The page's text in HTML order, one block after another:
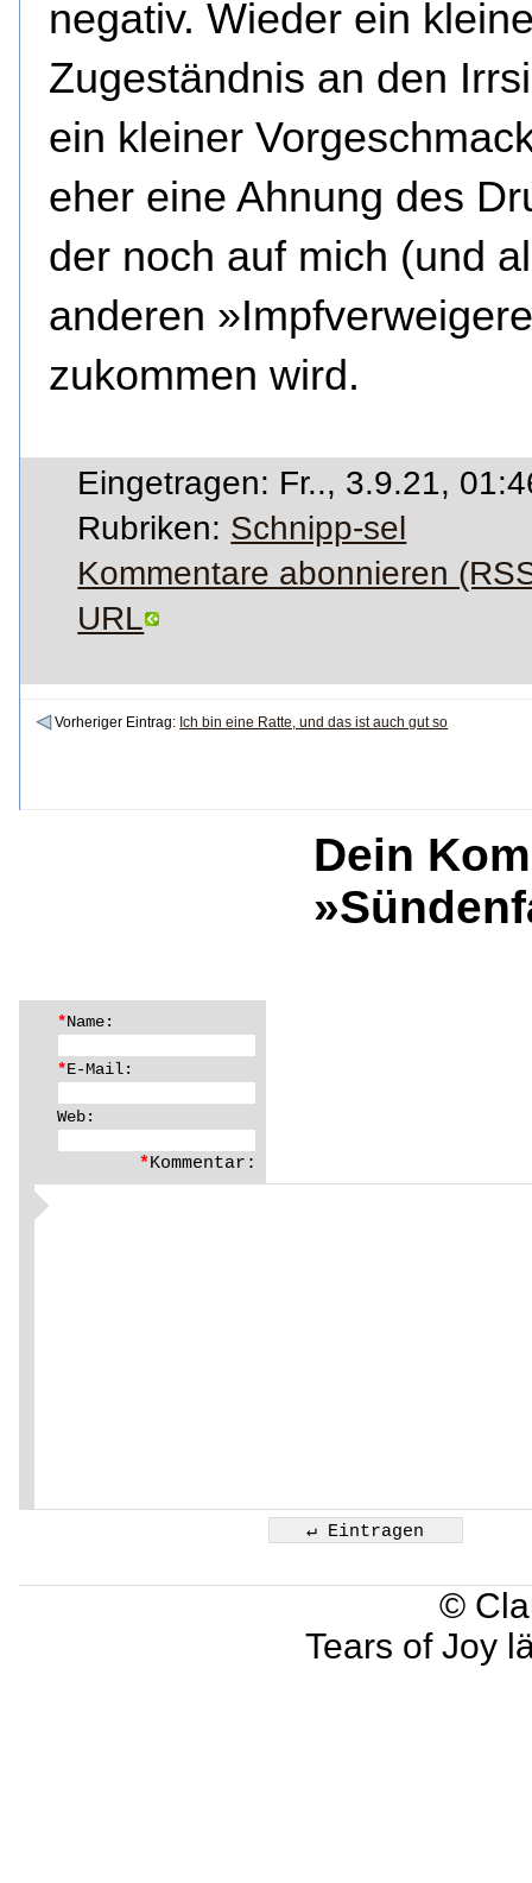
negativ. Wieder ein
Zugeständnis an den
ein kleiner
eher eine Ahnung des
der noch auf mich (und
anderen
zukommen wird.
Eingetragen: Fr.., 3.9.21,
Rubriken: Schnipp-sel
Kommentare abonnieren
URL
Vorheriger Eintrag: Ich bin eine Ratte, und das ist auch gut so
Dein
*Name:
*E-Mail:
Web:
*Kommentar:
©
Tears of Joy